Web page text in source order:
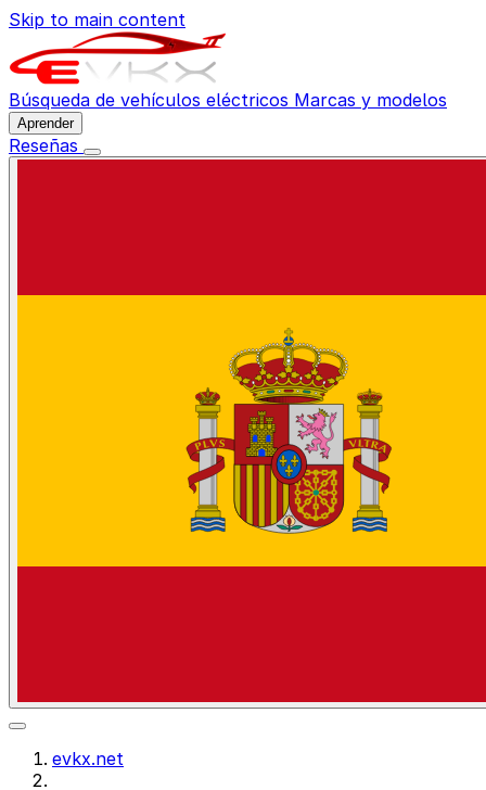
Skip to main content
Búsqueda de vehículos eléctricos Marcas y modelos
Aprender
Reseñas
evkx.net